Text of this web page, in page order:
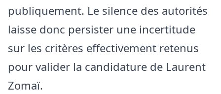
publiquement. Le silence des autorités
laisse donc persister une incertitude
sur les critères effectivement retenus
pour valider la candidature de Laurent
Zomaï.